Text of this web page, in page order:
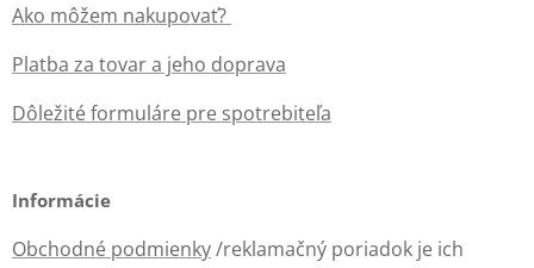
Ako môžem nakupovať?
Platba za tovar a jeho doprava
Dôležité formuláre pre spotrebiteľa
Informácie
Obchodné podmienky/reklamačný poriadok je ich